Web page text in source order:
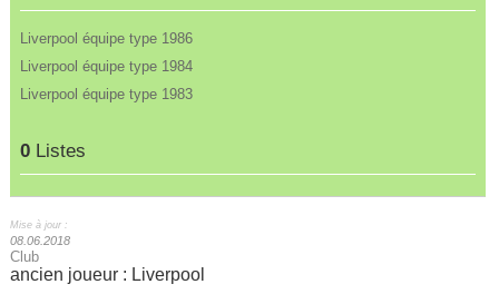
Liverpool équipe type 1986
Liverpool équipe type 1984
Liverpool équipe type 1983
0 Listes
Mise à jour :
08.06.2018
Club
ancien joueur : Liverpool